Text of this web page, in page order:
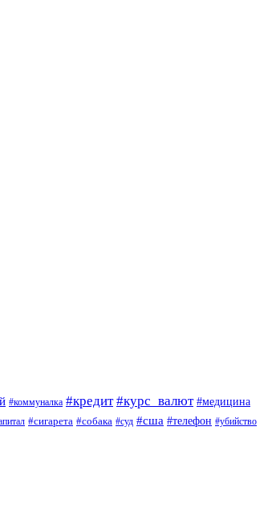
#коммуналка #кредит #курс_валют #медицина
#сигарета #собака #суд #сша #телефон #убийство